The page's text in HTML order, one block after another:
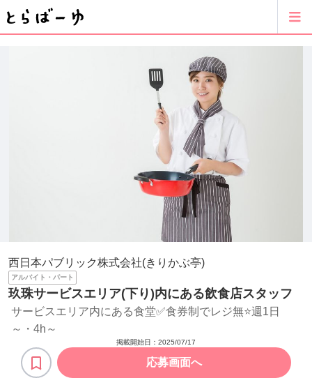
西日本パブリック株式会社(きりかぶ亭)
アルバイト・パート
玖珠サービスエリア(下り)内にある飲食店スタッフ
サービスエリア内にある食堂✅食券制でレジ無⭐週1日
～・4h～
掲載開始日： 2025/07/17
応募画面へ